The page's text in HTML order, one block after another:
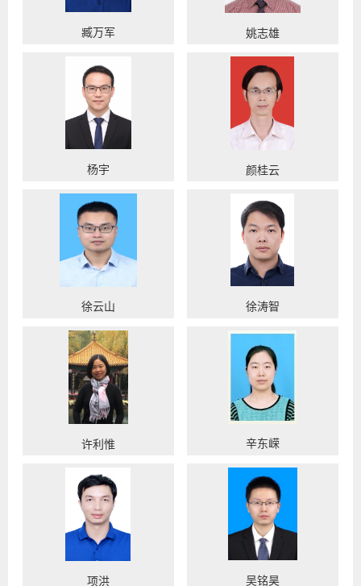
臧万军 姚志雄
杨宇 颜桂云
徐云山 徐涛智
许利惟 辛东嵘
项洪 吴铭昊